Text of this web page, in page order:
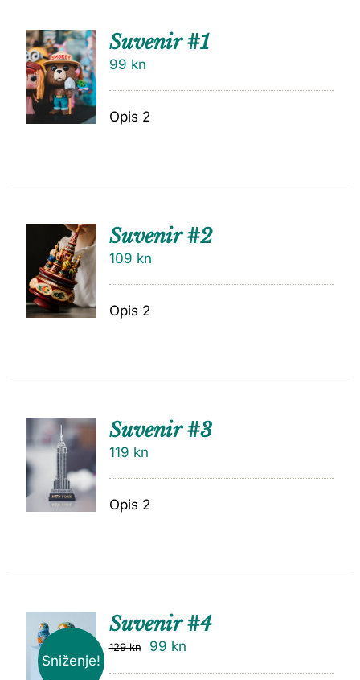
DODAJ
U
KOŠARI
CU
Suvenir #1
99 kn
Opis 2
DODAJ
U
KOŠARI
CU
Suvenir #2
109 kn
Opis 2
DODAJ
Suvenir #3
119 kn
Opis 2
Sniženje!
DODAJ
Suvenir #4
129kn 99 kn